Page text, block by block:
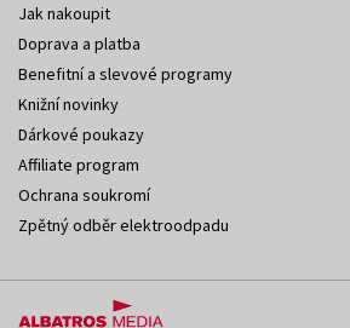
Jak nakoupit
Doprava a platba
Benefitní a slevové programy
Knižní novinky
Dárkové poukazy
Affiliate program
Ochrana soukromí
Zpětný odběr elektroodpadu